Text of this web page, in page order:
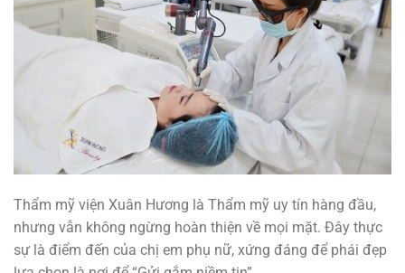
Thẩm mỹ viện Xuân Hương là Thẩm mỹ uy tín hàng đầu,
nhưng vẫn không ngừng hoàn thiện về mọi mặt. Đây thực
sự là điểm đến của chị em phụ nữ, xứng đáng để phái đẹp